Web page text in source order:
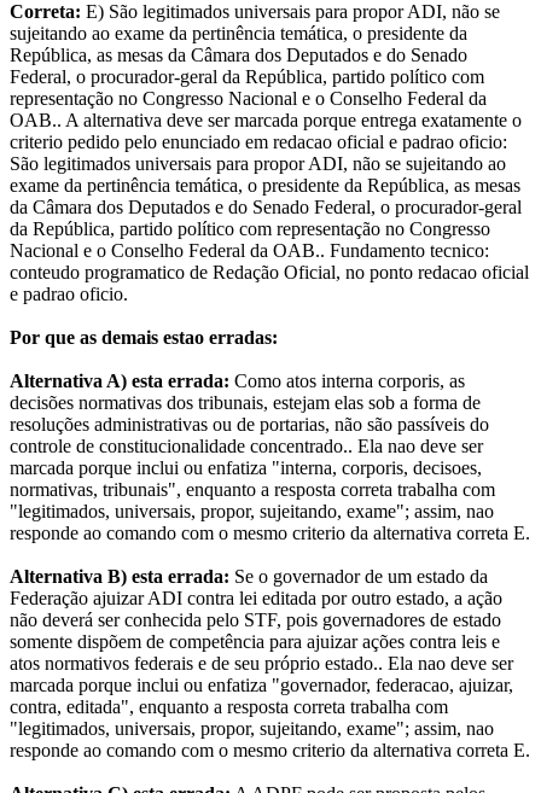
Correta: E) São legitimados universais para propor ADI, não se
sujeitando ao exame da pertinência temática, o presidente da
República, as mesas da Câmara dos Deputados e do Senado
Federal, o procurador-geral da República, partido político com
representação no Congresso Nacional e o Conselho Federal da
OAB.. A alternativa deve ser marcada porque entrega exatamente o
criterio pedido pelo enunciado em redacao oficial e padrao oficio:
São legitimados universais para propor ADI, não se sujeitando ao
exame da pertinência temática, o presidente da República, as mesas
da Câmara dos Deputados e do Senado Federal, o procurador-geral
da República, partido político com representação no Congresso
Nacional e o Conselho Federal da OAB.. Fundamento tecnico:
conteudo programatico de Redação Oficial, no ponto redacao oficial
e padrao oficio.
Por que as demais estao erradas:
Alternativa A) esta errada: Como atos interna corporis, as
decisões normativas dos tribunais, estejam elas sob a forma de
resoluções administrativas ou de portarias, não são passíveis do
controle de constitucionalidade concentrado.. Ela nao deve ser
marcada porque inclui ou enfatiza "interna, corporis, decisoes,
normativas, tribunais", enquanto a resposta correta trabalha com
"legitimados, universais, propor, sujeitando, exame"; assim, nao
responde ao comando com o mesmo criterio da alternativa correta E.
Alternativa B) esta errada: Se o governador de um estado da
Federação ajuizar ADI contra lei editada por outro estado, a ação
não deverá ser conhecida pelo STF, pois governadores de estado
somente dispõem de competência para ajuizar ações contra leis e
atos normativos federais e de seu próprio estado.. Ela nao deve ser
marcada porque inclui ou enfatiza "governador, federacao, ajuizar,
contra, editada", enquanto a resposta correta trabalha com
"legitimados, universais, propor, sujeitando, exame"; assim, nao
responde ao comando com o mesmo criterio da alternativa correta E.